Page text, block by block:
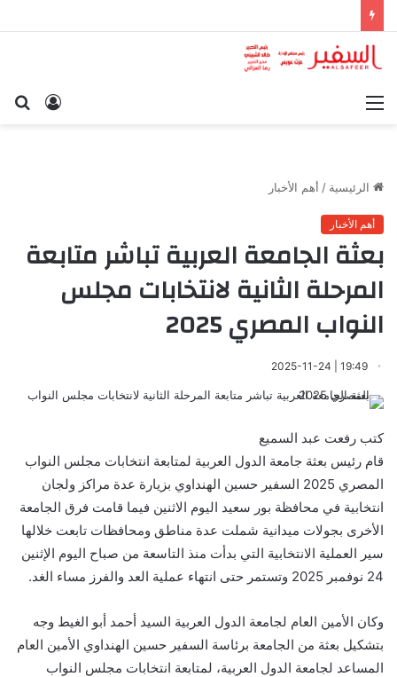
تسجيل
الرئيسية / أهم الأخبار
أهم الأخبار
بعثة الجامعة العربية تباشر متابعة
المرحلة الثانية لانتخابات مجلس
النواب المصري 2025
كتب رفعت عبد السميع
قام رئيس بعثة جامعة الدول العربية لمتابعة انتخابات مجلس النواب
المصري 2025 السفير حسين الهنداوي بزيارة عدة مراكز ولجان
انتخابية في محافظة بور سعيد اليوم الاثنين فيما قامت فرق الجامعة
الأخرى بجولات ميدانية شملت عدة مناطق ومحافظات تابعت خلالها
سير العملية الانتخابية التي بدأت منذ التاسعة من صباح اليوم الإثنين
24 نوفمبر 2025 وتستمر حتى انتهاء عملية العد والفرز مساء الغد.
وكان الأمين العام لجامعة الدول العربية السيد أحمد أبو الغيط وجه
بتشكيل بعثة من الجامعة برئاسة السفير حسين الهنداوي الأمين العام
المساعد لجامعة الدول العربية، لمتابعة انتخابات مجلس النواب